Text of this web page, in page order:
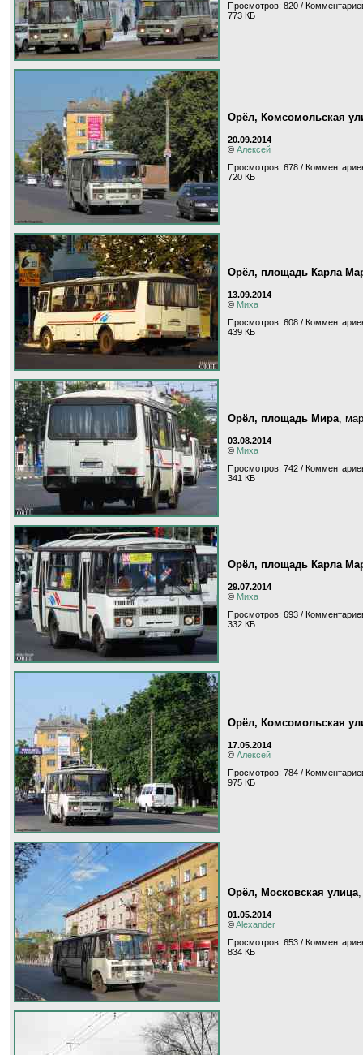
Просмотров: 820 /
773 КБ
Орёл, Комсомольская
20.09.2014
© Алексей
Просмотров: 678 /
720 КБ
Орёл, площадь Карла
13.09.2014
© Миха
Просмотров: 608 /
439 КБ
Орёл, площадь Мира,
03.08.2014
© Миха
Просмотров: 742 /
341 КБ
Орёл, площадь Карла
29.07.2014
© Миха
Просмотров: 693 /
332 КБ
Орёл, Комсомольская
17.05.2014
© Алексей
Просмотров: 784 /
975 КБ
Орёл, Московская улица
01.05.2014
©Alexander
Просмотров: 653 /
834 КБ